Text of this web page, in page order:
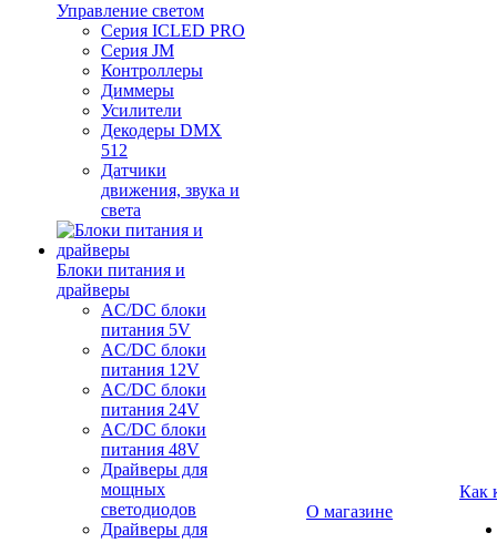
Управление светом
Серия ICLED PRO
Серия JM
Контроллеры
Диммеры
Усилители
Декодеры DMX
512
Датчики
движения, звука и
света
Блоки питания и
драйверы
AC/DC блоки
питания 5V
AC/DC блоки
питания 12V
AC/DC блоки
питания 24V
AC/DC блоки
питания 48V
Драйверы для
мощных
светодиодов
Драйверы для
О магазине
Как